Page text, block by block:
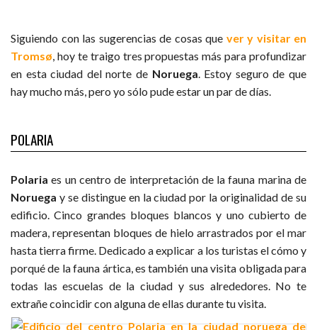
Siguiendo con las sugerencias de cosas que ver y visitar en
Tromsø, hoy te traigo tres propuestas más para profundizar
en esta ciudad del norte de Noruega. Estoy seguro de que
hay mucho más, pero yo sólo pude estar un par de días.
POLARIA
Polaria es un centro de interpretación de la fauna marina de
Noruega y se distingue en la ciudad por la originalidad de su
edificio. Cinco grandes bloques blancos y uno cubierto de
madera, representan bloques de hielo arrastrados por el mar
hasta tierra firme. Dedicado a explicar a los turistas el cómo y
porqué de la fauna ártica, es también una visita obligada para
todas las escuelas de la ciudad y sus alrededores. No te
extrañe coincidir con alguna de ellas durante tu visita.